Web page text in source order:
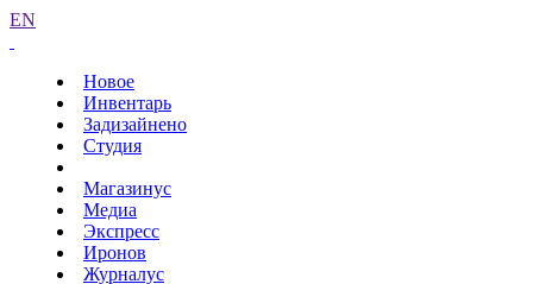
EN
Новое
Инвентарь
Задизайнено
Студия
Магазинус
Медиа
Экспресс
Иронов
Журналус